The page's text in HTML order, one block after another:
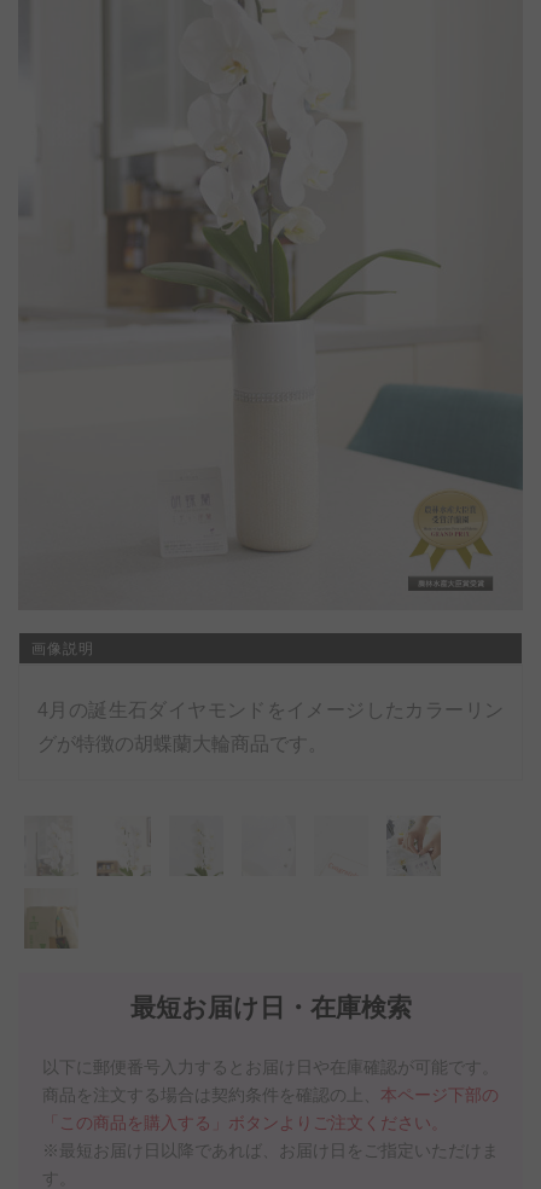
最短お届け日・在庫検索
以下に郵便番号入力するとお届け日や在庫確認が可能です。
商品を注文する場合は契約条件を確認の上、 本ページ下部の
「この商品を購入する」ボタンよりご注文ください。
※最短お届け日以降であれば、お届け日をご指定いただけま
す。
画像説明
4月の誕生石ダイヤモンドをイメージしたカラーリン
グが特徴の胡蝶蘭大輪商品です。